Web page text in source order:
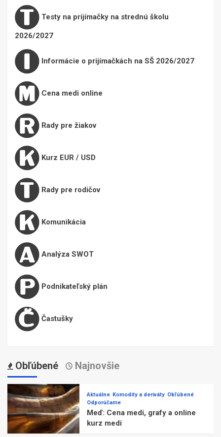
Testy na prijímačky na strednú školu
2026/2027
Informácie o prijímačkách na SŠ 2026/2027
Cena medi online
Rady pre žiakov
Kurz EUR / USD
Rady pre rodičov
Komunikácia
Analýza SWOT
Podnikateľský plán
Častušky
Obľúbené Najnovšie
Aktuálne Komodity a deriváty Obľúbené
Odporúčame
Meď: Cena medi, grafy a online
kurz medi